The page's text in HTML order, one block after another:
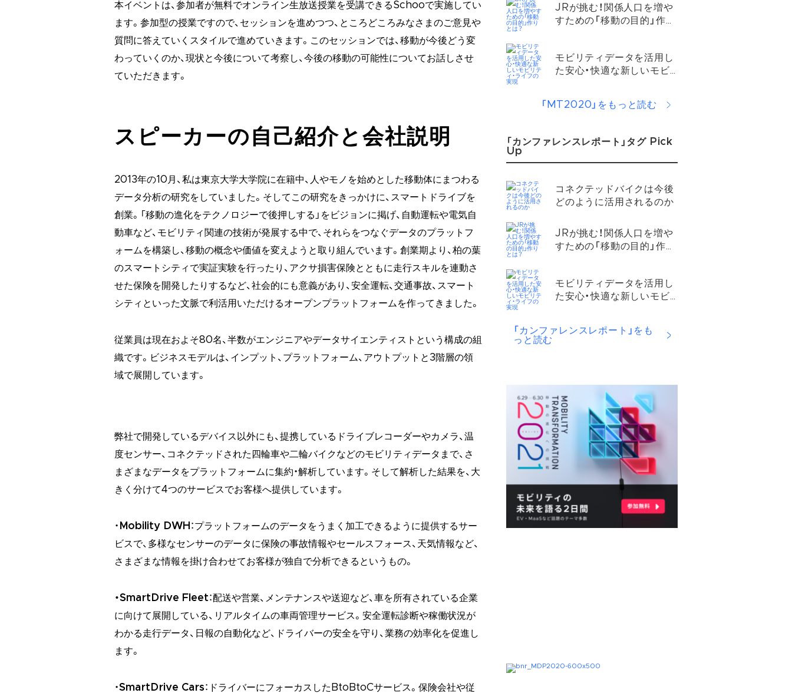
本イベントは、参加者が無料でオンライン生放送授業を受講できるSchooで実施してい
ます。参加型の授業ですので、セッションを進めつつ、ところどころみなさまのご意見や
質問に答えていくスタイルで進めていきます。このセッションでは、移動が今後どう変
わっていくのか、現状と今後について考察し、今後の移動の可能性についてお話しさせ
ていただきます。
スピーカーの自己紹介と会社説明
2013年の10月、私は東京大学大学院に在籍中、人やモノを始めとした移動体にまつわる
データ分析の研究をしていました。そしてこの研究をきっかけに、スマートドライブを
創業。「移動の進化をテクノロジーで後押しする」をビジョンに掲げ、自動運転や電気自
動車など、モビリティ関連の技術が発展する中で、それらをつなぐデータのプラットフ
ォームを構築し、移動の概念や価値を変えようと取り組んでいます。創業期より、柏の葉
のスマートシティで実証実験を行ったり、アクサ損害保険とともに走行スキルを連動さ
せた保険を開発したりするなど、社会的にも意義があり、安全運転、交通事故、スマート
シティといった文脈で利活用いただけるオープンプラットフォームを作ってきました。
従業員は現在およそ80名、半数がエンジニアやデータサイエンティストという構成の組
織です。ビジネスモデルは、インプット、プラットフォーム、アウトプットと3階層の領
域で展開しています。
弊社で開発しているデバイス以外にも、提携しているドライブレコーダーやカメラ、温
度センサー、コネクテッドされた四輪車や二輪バイクなどのモビリティデータまで、さ
まざまなデータをプラットフォームに集約・解析しています。そして解析した結果を、大
きく分けて4つのサービスでお客様へ提供しています。
・ Mobility DWH ：プラットフォームのデータをうまく加工できるように提供するサー
ビスで、多様なセンサーのデータに保険の事故情報やセールスフォース、天気情報など、
さまざまな情報を掛け合わせてお客様が独自で分析できるというもの。
・SmartDrive Fleet：配送や営業、メンテナンスや送迎など、車を所有されている企業
に向けて展開している、リアルタイムの車両管理サービス。安全運転診断や稼働状況が
わかる走行データ、日報の自動化など、ドライバーの安全を守り、業務の効率化を促進し
ます。
・SmartDrive Cars：ドライバーにフォーカスしたBtoBtoCサービス。保険会社や従
JRが挑む！関係人口を増や
すための「移動の目的」作り
モビリティデータを活用し
た安心・快適な新しいモビ
「MT2020」をもっと読む
「カンファレンスレポート」タグ Pick
Up
コネクテッドバイクは今後
どのように活用されるのか​
JRが挑む！関係人口を増や
すための「移動の目的」作り
モビリティデータを活用し
た安心・快適な新しいモビ
「カンファレンスレポート」をも
っと読む